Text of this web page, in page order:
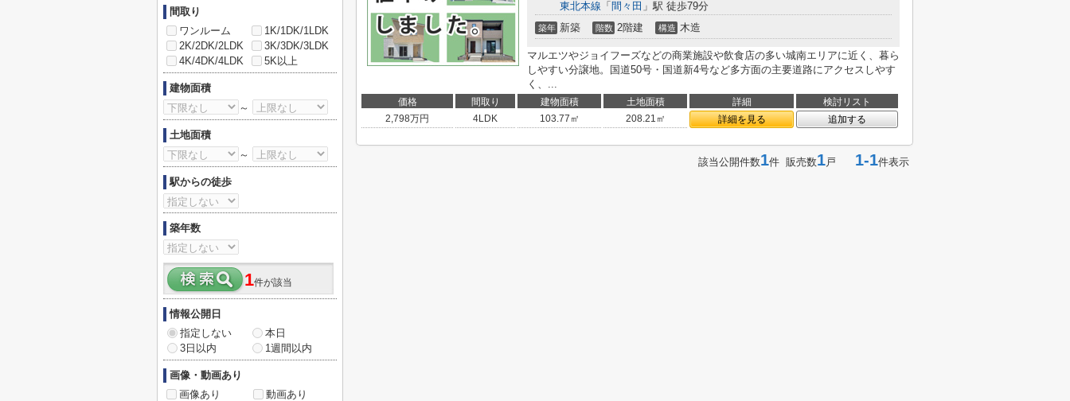
東北本線 「 間々田 」駅 徒歩79分
築年 新築 階数 2階建 構造 木造
マルエツやジョイフーズなどの商業施設や飲食店の多い城南エリアに近く、暮ら
しやすい分譲地。国道50号・国道新4号など多方面の主要道路にアクセスしやす
く、...
価格 間取り 建物面積 土地面積 詳細
検討リスト
2,798万円 4LDK 103.77㎡ 208.21㎡ 詳細を見る 追加する
該当公開件数1件 販売数1戸 1-1件表示
間取り
ワンルーム
1K/1DK/1LDK
2K/2DK/2LDK
3K/3DK/3LDK
4K/4DK/4LDK
5K以上
建物面積
～
土地面積
～
駅からの徒歩
築年数
1件が該当
情報公開日
指定しない
本日
3日以内
1週間以内
画像・動画あり
画像あり
動画あり